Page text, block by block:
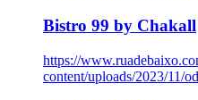
Bistro 99 by Chakall
https://
content/uploads/2023/11/